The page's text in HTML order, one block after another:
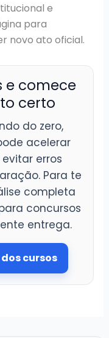
e
para
novo ato oficial.
e comece
certo
do zero,
acelerar
erros
Para te
completa
concursos
entrega.
cursos